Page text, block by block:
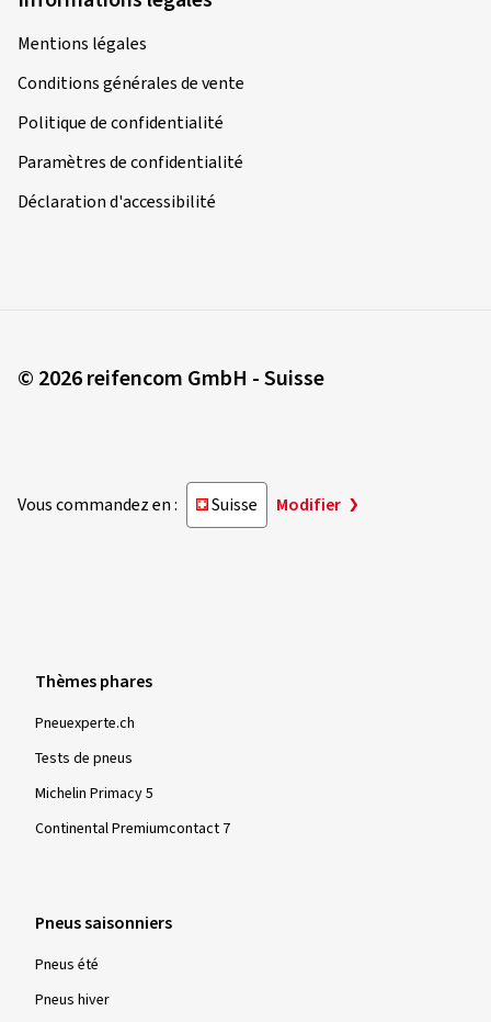
Mentions légales
Conditions générales de vente
Politique de confidentialité
Paramètres de confidentialité
Déclaration d'accessibilité
© 2026 reifencom GmbH - Suisse
Vous commandez en : Suisse Modifier
Thèmes phares
Pneuexperte.ch
Tests de pneus
Michelin Primacy 5
Continental Premiumcontact 7
Pneus saisonniers
Pneus été
Pneus hiver